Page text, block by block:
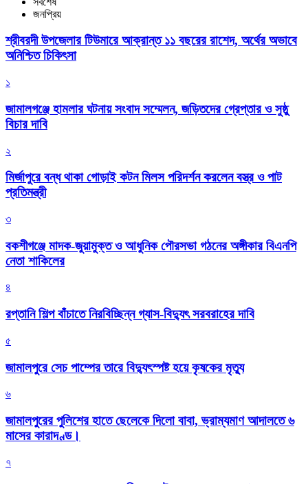
জনপ্রিয়
শ্রীবরদী উপজেলার টিউমারে আক্রান্ত ১১ বছরের রাশেদ, অর্থের অভাবে
অনিশ্চিত চিকিৎসা
১
জামালগঞ্জে হামলার ঘটনায় সংবাদ সম্মেলন, জড়িতদের গ্রেপ্তার ও সুষ্ঠু
বিচার দাবি
২
মির্জাপুরে বন্ধ থাকা গোড়াই কটন মিলস পরিদর্শন করলেন বস্ত্র ও পাট
প্রতিমন্ত্রী
৩
বকশীগঞ্জে মাদক-জুয়ামুক্ত ও আধুনিক পৌরসভা গঠনের অঙ্গীকার বিএনপি
নেতা শাকিলের
৪
রপ্তানি শিল্প বাঁচাতে নিরবিচ্ছিন্ন গ্যাস-বিদ্যুৎ সরবরাহের দাবি
৫
জামালপুরে সেচ পাম্পের তারে বিদ্যুৎস্পষ্ট হয়ে কৃষকের মৃত্যু
৬
জামালপুরের পুলিশের হাতে ছেলেকে দিলো বাবা, ভ্রাম্যমাণ আদালতে ৬
মাসের কারাদণ্ড।
৭